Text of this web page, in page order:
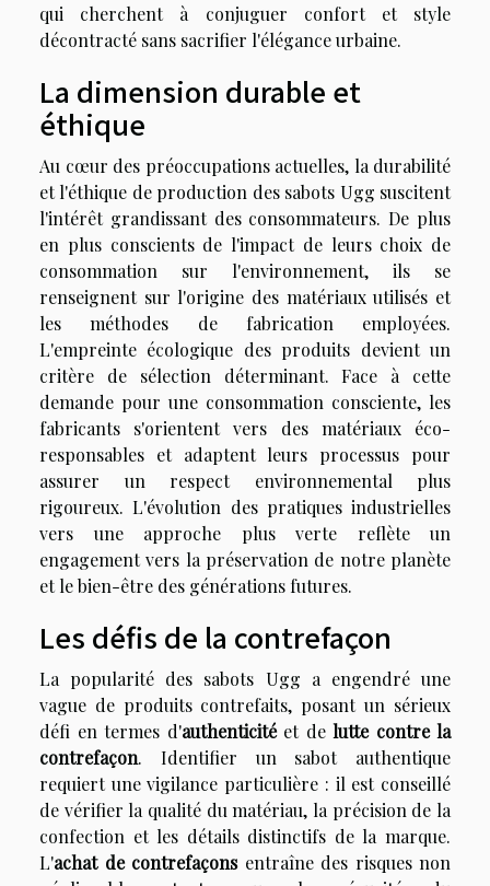
qui cherchent à conjuguer confort et style
décontracté sans sacrifier l'élégance urbaine.
La dimension durable et
éthique
Au cœur des préoccupations actuelles, la durabilité
et l'éthique de production des sabots Ugg suscitent
l'intérêt grandissant des consommateurs. De plus
en plus conscients de l'impact de leurs choix de
consommation sur l'environnement, ils se
renseignent sur l'origine des matériaux utilisés et
les méthodes de fabrication employées.
L'empreinte écologique des produits devient un
critère de sélection déterminant. Face à cette
demande pour une consommation consciente, les
fabricants s'orientent vers des matériaux éco-
responsables et adaptent leurs processus pour
assurer un respect environnemental plus
rigoureux. L'évolution des pratiques industrielles
vers une approche plus verte reflète un
engagement vers la préservation de notre planète
et le bien-être des générations futures.
Les défis de la contrefaçon
La popularité des sabots Ugg a engendré une
vague de produits contrefaits, posant un sérieux
défi en termes d'authenticitéet de lutte contre la
contrefaçon. Identifier un sabot authentique
requiert une vigilance particulière : il est conseillé
de vérifier la qualité du matériau, la précision de la
confection et les détails distinctifs de la marque.
L'achat de contrefaçonsentraîne des risques non